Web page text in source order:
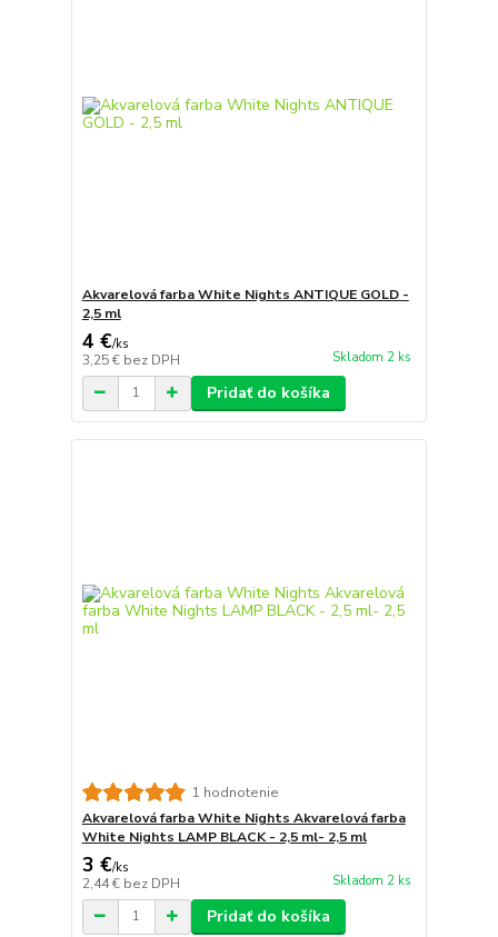
Akvarelová farba White Nights ANTIQUE GOLD -
2,5 ml
4 €/ks
3,25 € bez DPH Skladom 2 ks
Pridať do košíka
1 hodnotenie
Akvarelová farba White Nights Akvarelová farba
White Nights LAMP BLACK - 2,5 ml- 2,5 ml
3 €/ks
2,44 € bez DPH Skladom 2 ks
Pridať do košíka